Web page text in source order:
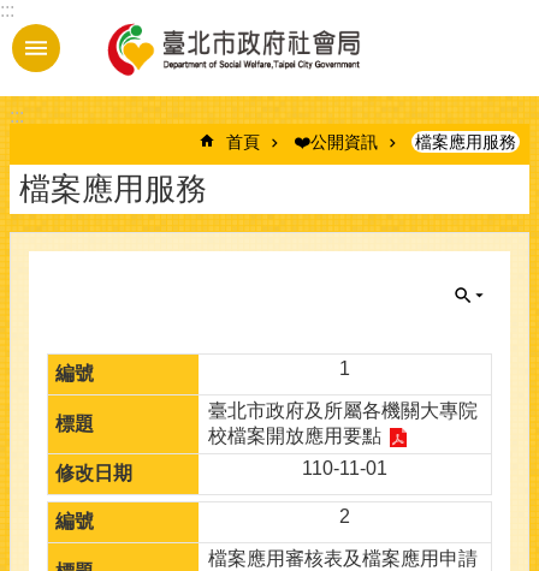
跳到主要內容區塊
:::
:::
首頁 ❤️公開資訊 檔案應用服務
檔案應用服務
1
臺北市政府及所屬各機關大專院
校檔案開放應用要點
110-11-01
2
檔案應用審核表及檔案應用申請